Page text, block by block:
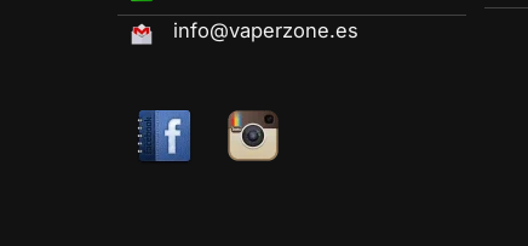
info@vaperzone.es